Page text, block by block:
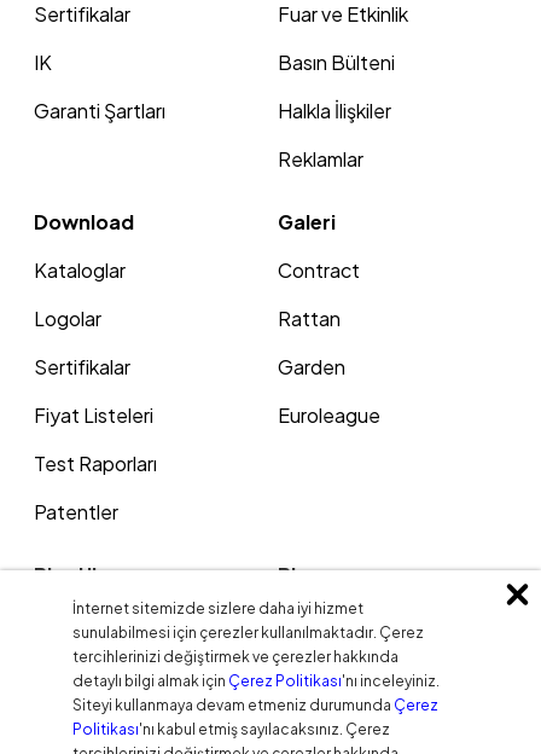
Sertifikalar
IK
Garanti Şartları
Fuar ve Etkinlik
Basın Bülteni
Halkla İlişkiler
Reklamlar
Download
Kataloglar
Logolar
Sertifikalar
Fiyat Listeleri
Test Raporları
Patentler
Galeri
Contract
Rattan
Garden
Euroleague
Bize Ulaşın
Adres
İletişim Formu
Bayiler
Blog
İnternet sitemizde sizlere daha iyi hizmet
sunulabilmesi için çerezler kullanılmaktadır. Çerez
tercihlerinizi değiştirmek ve çerezler hakkında
detaylı bilgi almak için Çerez Politikası'nı inceleyiniz.
Siteyi kullanmaya devam etmeniz durumunda Çerez
Politikası'nı kabul etmiş sayılacaksınız. Çerez